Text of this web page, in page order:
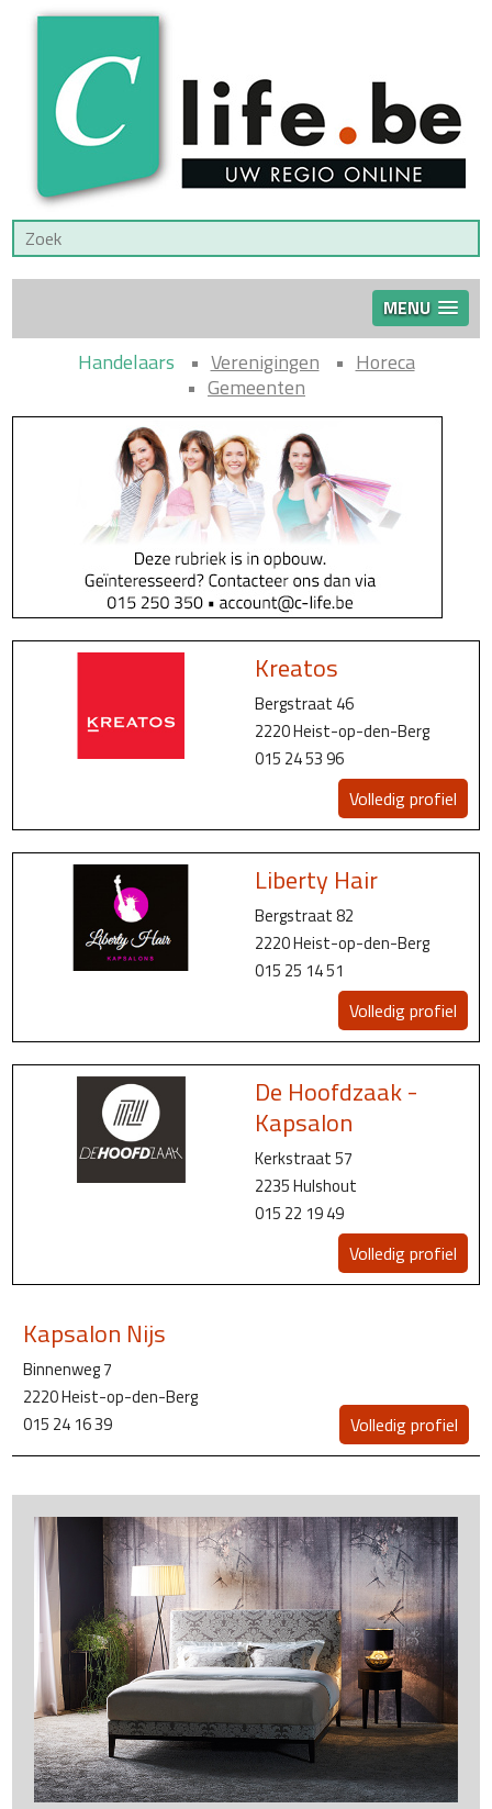
MENU
Handelaars Verenigingen
Horeca
Gemeenten
Kreatos
Bergstraat 46
2220 Heist-op-den-Berg
015 24 53 96
Volledig profiel
Liberty Hair
Bergstraat 82
2220 Heist-op-den-Berg
015 25 14 51
Volledig profiel
De Hoofdzaak -
Kapsalon
Kerkstraat 57
2235 Hulshout
015 22 19 49
Volledig profiel
Kapsalon Nijs
Binnenweg 7
2220 Heist-op-den-Berg
015 24 16 39
Volledig profiel